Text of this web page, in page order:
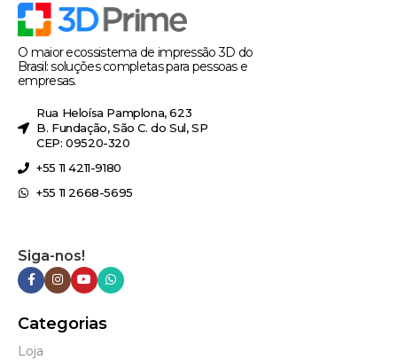
O maior ecossistema de impressão 3D do
Brasil: soluções completas para pessoas e
empresas.
Rua Heloísa Pamplona, 623
B. Fundação, São C. do Sul, SP
CEP: 09520-320
+55 11 4211-9180
+55 11 2668-5695
Siga-nos!
Categorias
Loja